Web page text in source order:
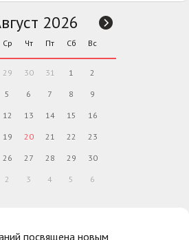
посвящена новым
2026
Ср Чт Пт Сб Вс
29 30 31 1 2
5 6 7 8 9
12 13 14 15 16
19 20 21 22 23
26 27 28 29 30
2 3 4 5 6